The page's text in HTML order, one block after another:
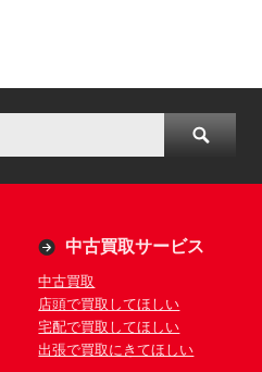
中古買取サービス
中古買取
店頭で買取してほしい
宅配で買取してほしい
出張で買取にきてほしい